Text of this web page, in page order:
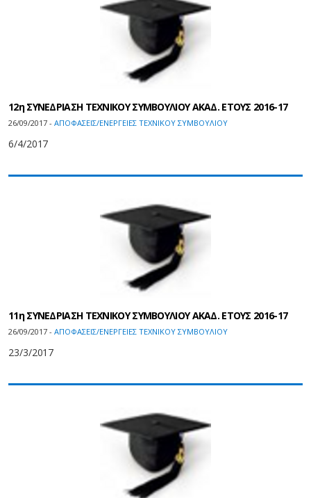
12η ΣΥΝΕΔΡΙΑΣΗ ΤΕΧΝΙΚΟΥ ΣΥΜΒΟΥΛΙΟΥ ΑΚΑΔ. ΕΤΟΥΣ 2016-17
26/09/2017 - ΑΠΟΦΑΣΕΙΣ/ΕΝΕΡΓΕΙΕΣ ΤΕΧΝΙΚΟΥ ΣΥΜΒΟΥΛΙΟΥ
6/4/2017
11η ΣΥΝΕΔΡΙΑΣΗ ΤΕΧΝΙΚΟΥ ΣΥΜΒΟΥΛΙΟΥ ΑΚΑΔ. ΕΤΟΥΣ 2016-17
26/09/2017 - ΑΠΟΦΑΣΕΙΣ/ΕΝΕΡΓΕΙΕΣ ΤΕΧΝΙΚΟΥ ΣΥΜΒΟΥΛΙΟΥ
23/3/2017